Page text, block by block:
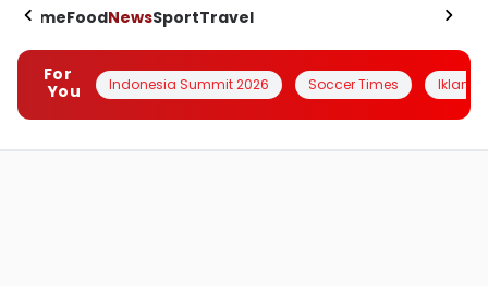
HomeFoodNewsSportTravel
For
You
Indonesia Summit 2026 Soccer Times Iklanin